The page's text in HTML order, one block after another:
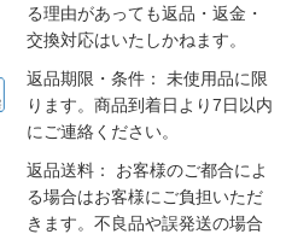
る理由があっても返品・返金・
交換対応はいたしかねます。
返品期限・条件： 未使用品に限
ります。商品到着日より7日以内
にご連絡ください。
返品送料： お客様のご都合によ
る場合はお客様にご負担いただ
きます。不良品や誤発送の場合